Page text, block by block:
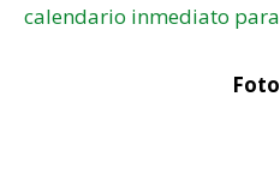
calendario inmediato